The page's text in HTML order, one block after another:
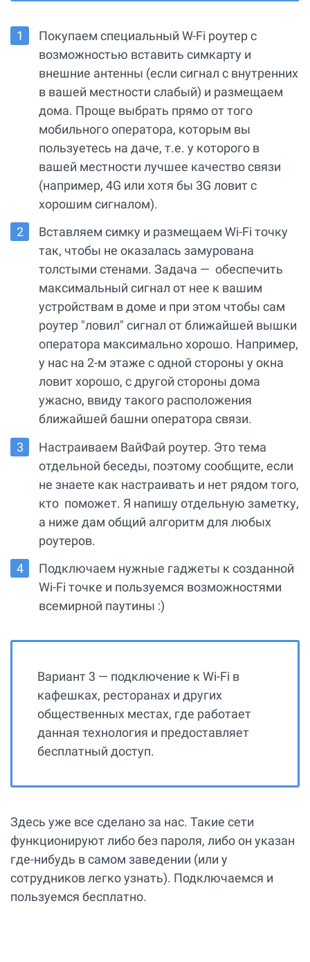
Покупаем специальный W-Fi роутер с
возможностью вставить симкарту и
внешние антенны (если сигнал с внутренних
в вашей местности слабый) и размещаем
дома. Проще выбрать прямо от того
мобильного оператора, которым вы
пользуетесь на даче, т.е. у которого в
вашей местности лучшее качество связи
(например, 4G или хотя бы 3G ловит с
хорошим сигналом).
Вставляем симку и размещаем Wi-Fi точку
так, чтобы не оказалась замурована
толстыми стенами. Задача — обеспечить
максимальный сигнал от нее к вашим
устройствам в доме и при этом чтобы сам
роутер "ловил" сигнал от ближайшей вышки
оператора максимально хорошо. Например,
у нас на 2-м этаже с одной стороны у окна
ловит хорошо, с другой стороны дома
ужасно, ввиду такого расположения
ближайшей башни оператора связи.
Настраиваем ВайФай роутер. Это тема
отдельной беседы, поэтому сообщите, если
не знаете как настраивать и нет рядом того,
кто поможет. Я напишу отдельную заметку,
а ниже дам общий алгоритм для любых
роутеров.
Подключаем нужные гаджеты к созданной
Wi-Fi точке и пользуемся возможностями
всемирной паутины :)
Вариант 3 — подключение к Wi-Fi в
кафешках, ресторанах и других
общественных местах, где работает
данная технология и предоставляет
бесплатный доступ.
Здесь уже все сделано за нас. Такие сети
функционируют либо без пароля, либо он указан
где-нибудь в самом заведении (или у
сотрудников легко узнать). Подключаемся и
пользуемся бесплатно.